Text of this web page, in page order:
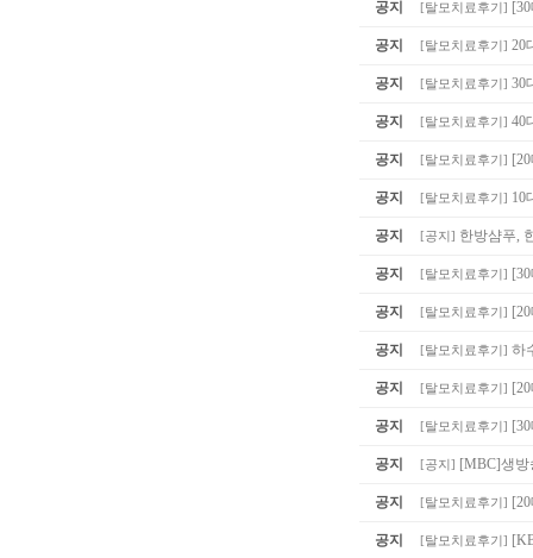
공지 [탈모치료후기 ]
공지 [탈모치료후기 ] 20
공지 [탈모치료후기 ] 30
공지 [탈모치료후기 ] 40
공지 [탈모치료후기 ]
공지 [탈모치료후기 ] 10
공지 [공지 ] 한방샴푸,
공지 [탈모치료후기 ]
공지 [탈모치료후기 ]
공지 [탈모치료후기 ] 하
공지 [탈모치료후기 ]
공지 [탈모치료후기 ]
공지 [공지 ] [MBC]생방
공지 [탈모치료후기 ]
공지 [탈모치료후기 ]